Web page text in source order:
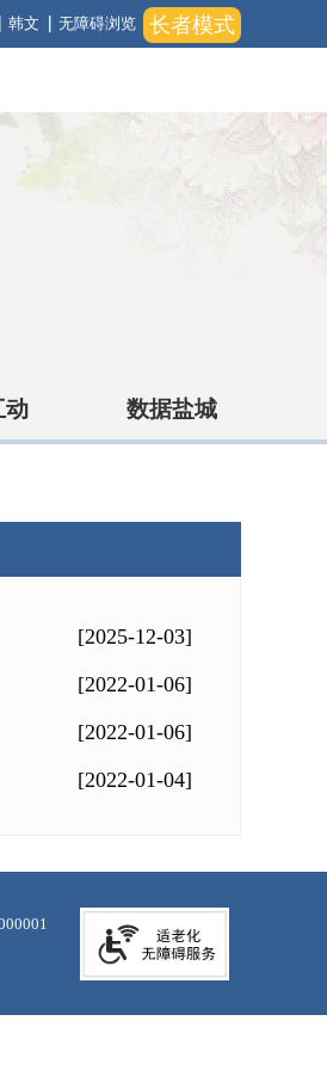
长者模式
韩文 无障碍浏览
动 数据盐城
[2025-12-03]
[2022-01-06]
[2022-01-06]
[2022-01-04]